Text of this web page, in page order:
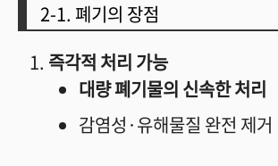
2-1. 폐기의 장점
즉각적 처리 가능
대량 폐기물의 신속한 처리
감염성·유해물질 완전 제거